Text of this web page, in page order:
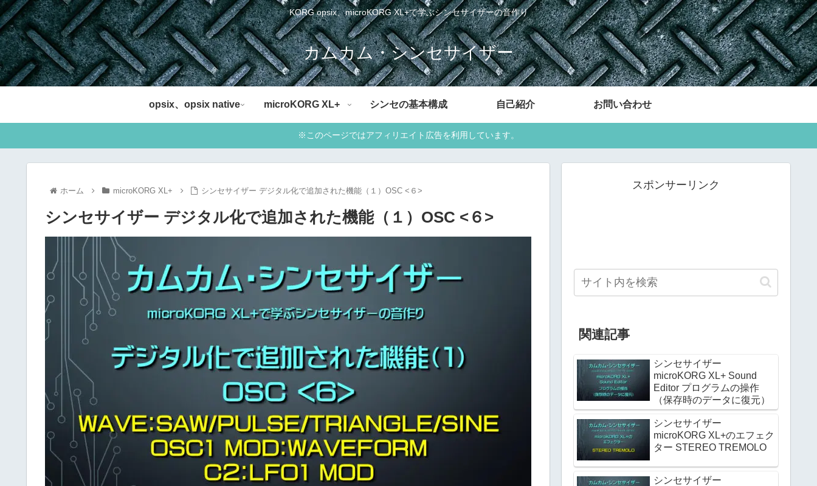
KORG opsix、microKORG XL+で学ぶシンセサイザーの音作り
カムカム・シンセサイザー
opsix、opsix native microKORG XL+ シンセの基本構成 自己紹介 お問い合わせ
※このページではアフィリエイト広告を利用しています。
ホーム microKORG XL+ シンセサイザー デジタル化で追加された機能（１）OSC <６>
シンセサイザー デジタル化で追加された機能（１）OSC <６>
スポンサーリンク
関連記事
シンセサイザー
microKORG XL+ Sound
Editor プログラムの操作
（保存時のデータに復元）
シンセサイザー
microKORG XL+のエフェク
ター STEREO TREMOLO
シンセサイザー